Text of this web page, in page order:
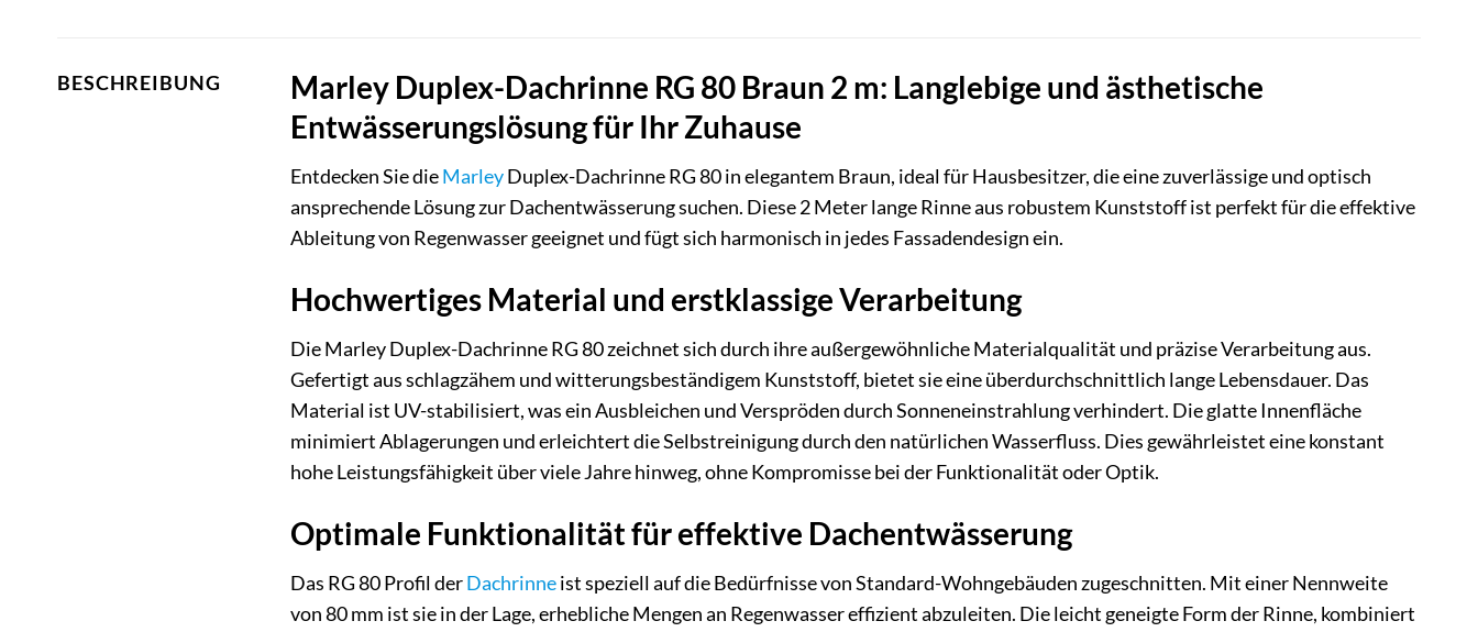
BESCHREIBUNG
Marley Duplex-Dachrinne RG 80 Braun 2 m: Langlebige und ästhetische
Entwässerungslösung für Ihr Zuhause
Entdecken Sie dieMarleyDuplex-Dachrinne RG 80 in elegantem Braun, ideal für Hausbesitzer, die eine zuverlässige und optisch
ansprechende Lösung zur Dachentwässerung suchen. Diese 2 Meter lange Rinne aus robustem Kunststoff ist perfekt für die effektive
Ableitung von Regenwasser geeignet und fügt sich harmonisch in jedes Fassadendesign ein.
Hochwertiges Material und erstklassige Verarbeitung
Die Marley Duplex-Dachrinne RG 80 zeichnet sich durch ihre außergewöhnliche Materialqualität und präzise Verarbeitung aus.
Gefertigt aus schlagzähem und witterungsbeständigem Kunststoff, bietet sie eine überdurchschnittlich lange Lebensdauer. Das
Material ist UV-stabilisiert, was ein Ausbleichen und Verspröden durch Sonneneinstrahlung verhindert. Die glatte Innenfläche
minimiert Ablagerungen und erleichtert die Selbstreinigung durch den natürlichen Wasserfluss. Dies gewährleistet eine konstant
hohe Leistungsfähigkeit über viele Jahre hinweg, ohne Kompromisse bei der Funktionalität oder Optik.
Optimale Funktionalität für effektive Dachentwässerung
Das RG 80 Profil derDachrinneist speziell auf die Bedürfnisse von Standard-Wohngebäuden zugeschnitten. Mit einer Nennweite
von 80 mm ist sie in der Lage, erhebliche Mengen an Regenwasser effizient abzuleiten. Die leicht geneigte Form der Rinne, kombiniert